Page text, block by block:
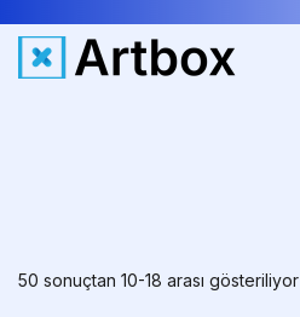
50 sonuçtan 10-18 arası gösteriliyor